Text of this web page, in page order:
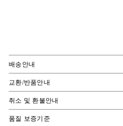
배송안내
교환/반품안내
취소 및 환불안내
품질 보증기준